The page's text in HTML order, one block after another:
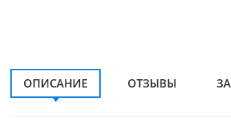
ОПИСАНИЕ ОТЗЫВЫ